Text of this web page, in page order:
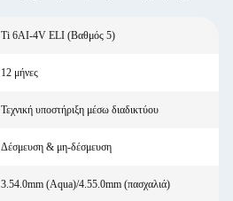
Ti 6AI-4V ELI (Βαθμός 5)
12 μήνες
Τεχνική υποστήριξη μέσω διαδικτύου
Δέσμευση & μη-δέσμευση
3.54.0mm (Aqua)/4.55.0mm (πασχαλιά)